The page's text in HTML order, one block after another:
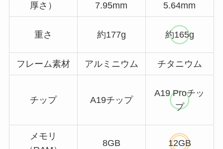
厚さ）
7.95mm
5.64mm
重さ 約177g 約165g
フレーム素材 アルミニウム チタニウム
チップ A19チップ
A19 Proチッ
プ
メモリ
8GB 12GB